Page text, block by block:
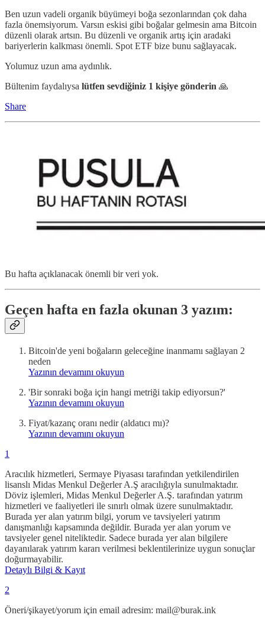
Ben uzun vadeli organik büyümeyi boğa sezonlarından çok daha
fazla önemsiyorum. Varsın eskisi gibi boğalar gelmesin ama Bitcoin
düzenli olarak artsın. Bu düzenli ve organik artış için aradaki
bariyerlerin kalkması önemli. Spot ETF bize bunu sağlayacak.
Yolumuz uzun ama aydınlık.
Bültenim faydalıysa lütfen sevdiğiniz 1 kişiye gönderin 🙏
Share
Bu hafta açıklanacak önemli bir veri yok.
Geçen hafta en fazla okunan 3 yazım:
Bitcoin'de yeni boğaların geleceğine inanmamı sağlayan 2
neden
Yazının devamını okuyun
'Bir sonraki boğa için hangi metriği takip ediyorsun?'
Yazının devamını okuyun
Fiyat/kazanç oranı nedir (aldatıcı mı)?
Yazının devamını okuyun
1
Aracılık hizmetleri, Sermaye Piyasası tarafından yetkilendirilen
lisanslı Midas Menkul Değerler A.Ş aracılığıyla sunulmaktadır.
Döviz işlemleri, Midas Menkul Değerler A.Ş. tarafından yatırım
hizmetleri ve faaliyetleri ile sınırlı olmak üzere sunulmaktadır.
Burada yer alan yatırım bilgi, yorum ve tavsiyeleri yatırım
danışmanlığı kapsamında değildir. Burada yer alan yorum ve
tavsiyeler genel niteliktedir. Sadece burada yer alan bilgilere
dayanılarak yatırım kararı verilmesi beklentilerinize uygun sonuçlar
doğurmayabilir.
Detaylı Bilgi & Kayıt
2
Öneri/şikayet/yorum için email adresim: mail@burak.ink